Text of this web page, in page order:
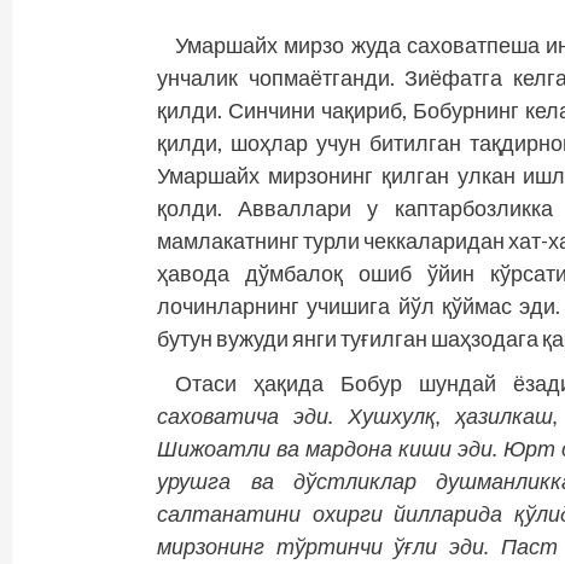
Умаршайх мирзо жуда саховатпеша
унчалик чопмаётганди. Зиёфатга
қилди. Синчини чақириб, Бобурнинг
қилди, шоҳлар учун битилган
Умаршайх мирзонинг қилган улкан
қолди. Авваллари у
мамлакатнинг турли чеккаларидан
ҳавода дўмбалоқ ошиб ўйин
лочинларнинг учишига йўл қўймас
бутун вужуди янги туғилган шаҳзодага
Отаси ҳақида Бобур шундай
саховатича эди. Хушхулқ,
Шижоатли ва мардона киши эди. Юрт
урушга ва дўст­ликлар
салтанатини охирги йилларида
мирзонинг тўртинчи ўғли эди.